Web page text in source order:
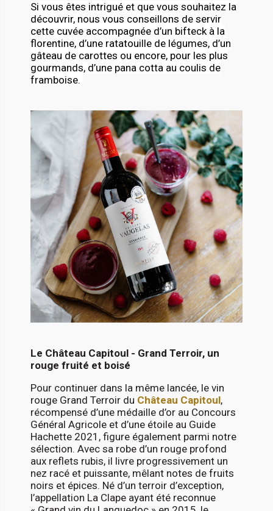
Si vous êtes intrigué et que vous souhaitez la
découvrir, nous vous conseillons de servir
cette cuvée accompagnée d’un bifteck à la
florentine, d’une ratatouille de légumes, d’un
gâteau de carottes ou encore, pour les plus
gourmands, d’une pana cotta au coulis de
framboise.
Le Château Capitoul - Grand Terroir, un
rouge fruité et boisé
Pour continuer dans la même lancée, le vin
rouge Grand Terroir du Château Capitoul,
récompensé d’une médaille d’or au Concours
Général Agricole et d’une étoile au Guide
Hachette 2021, figure également parmi notre
sélection. Avec sa robe d’un rouge profond
aux reflets rubis, il livre progressivement un
nez racé et puissante, mêlant notes de fruits
noirs et épices. Né d’un terroir d’exception,
l’appellation La Clape ayant été reconnue